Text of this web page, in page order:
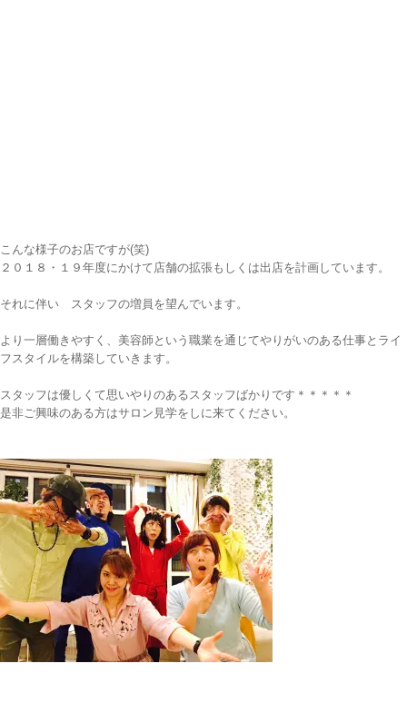
こんな様子のお店ですが(笑)
２０１８・１９年度にかけて店舗の拡張もしくは出店を計画しています。
それに伴い スタッフの増員を望んでいます。
より一層働きやすく、美容師という職業を通じてやりがいのある仕事とライ
フスタイルを構築していきます。
スタッフは優しくて思いやりのあるスタッフばかりです＊＊＊＊＊
是非ご興味のある方はサロン見学をしに来てください。